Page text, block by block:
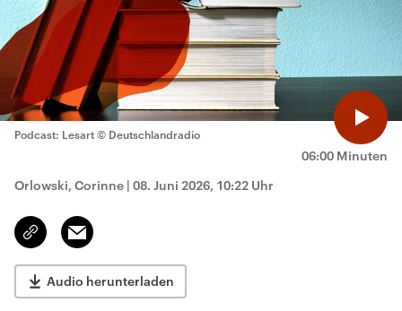
06:00 Minuten
Podcast: Lesart © Deutschlandradio
Orlowski, Corinne | 08. Juni 2026, 10:22 Uhr
Link
kopieren/teilen
Email
Audio herunterladen